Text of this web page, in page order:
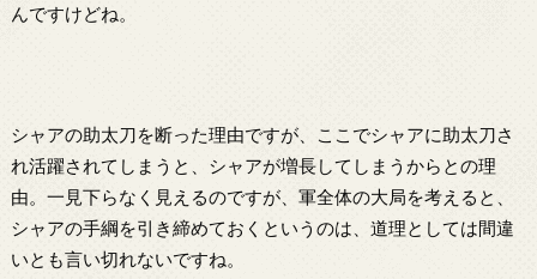
んですけどね。
シャアの助太刀を断った理由ですが、ここでシャアに助太刀さ
れ活躍されてしまうと、シャアが増長してしまうからとの理
由。一見下らなく見えるのですが、軍全体の大局を考えると、
シャアの手綱を引き締めておくというのは、道理としては間違
いとも言い切れないですね。